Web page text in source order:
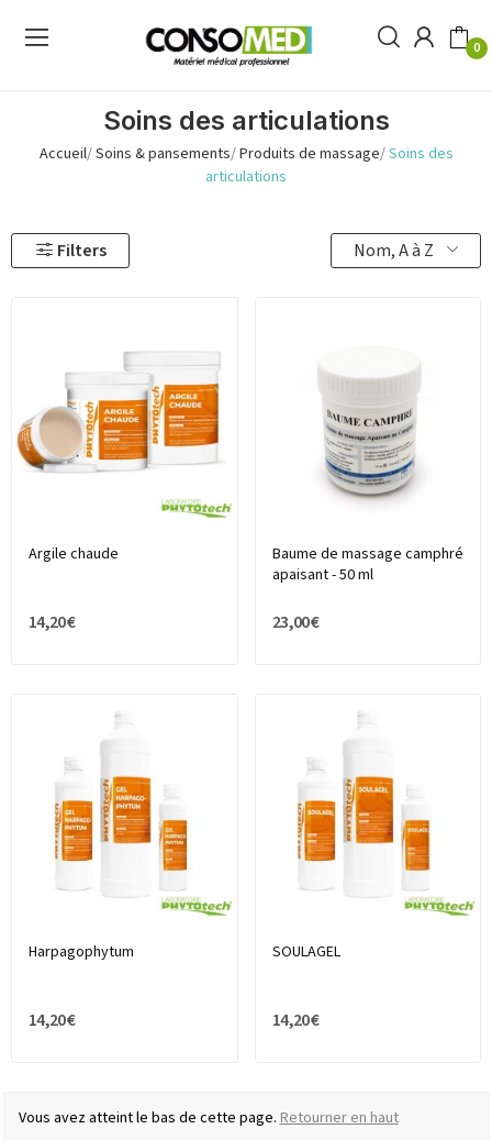
0
Soins des articulations
Accueil Soins & pansements Produits de massage Soins des
articulations
Filters Nom, A à Z
Argile chaude
14,20 €
Baume de massage camphré
apaisant - 50 ml
23,00 €
Harpagophytum
14,20 €
SOULAGEL
14,20 €
Vous avez atteint le bas de cette page. Retourner en haut